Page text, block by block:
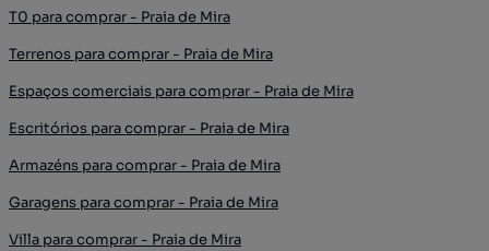
T0 para comprar - Praia de Mira
Terrenos para comprar - Praia de Mira
Espaços comerciais para comprar - Praia de Mira
Escritórios para comprar - Praia de Mira
Armazéns para comprar - Praia de Mira
Garagens para comprar - Praia de Mira
Villa para comprar - Praia de Mira